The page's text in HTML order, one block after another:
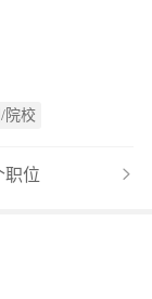
院校
职位